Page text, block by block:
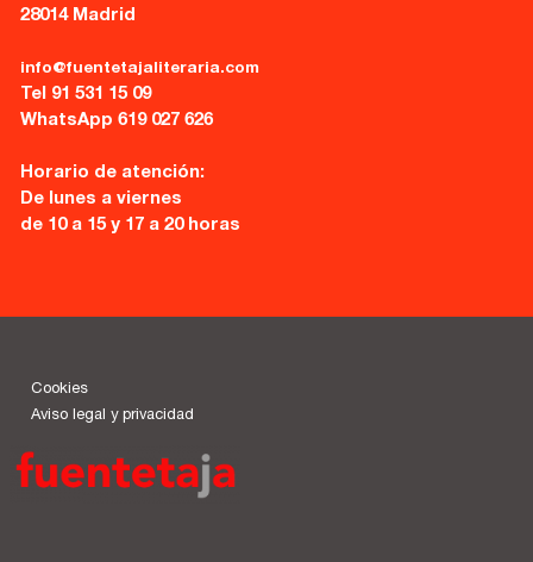
28014 Madrid
info@fuentetajaliteraria.com
Tel 91 531 15 09
WhatsApp 619 027 626
Horario de atención:
De lunes a viernes
de 10 a 15 y 17 a 20 horas
Cookies
Aviso legal y privacidad